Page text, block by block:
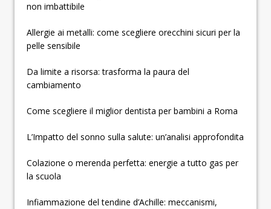
non imbattibile
Allergie ai metalli: come scegliere orecchini sicuri per la
pelle sensibile
Da limite a risorsa: trasforma la paura del
cambiamento
Come scegliere il miglior dentista per bambini a Roma
L’Impatto del sonno sulla salute: un’analisi approfondita
Colazione o merenda perfetta: energie a tutto gas per
la scuola
Infiammazione del tendine d’Achille: meccanismi,